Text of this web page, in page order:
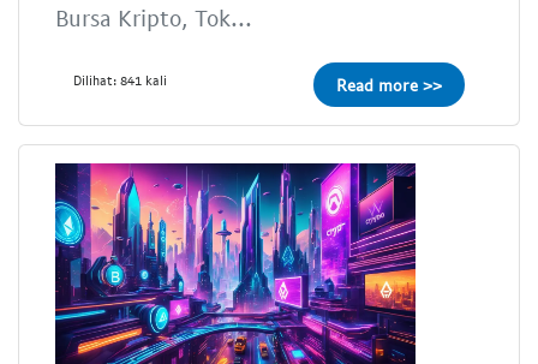
Bursa Kripto, Tok...
Dilihat: 841 kali Read more >>